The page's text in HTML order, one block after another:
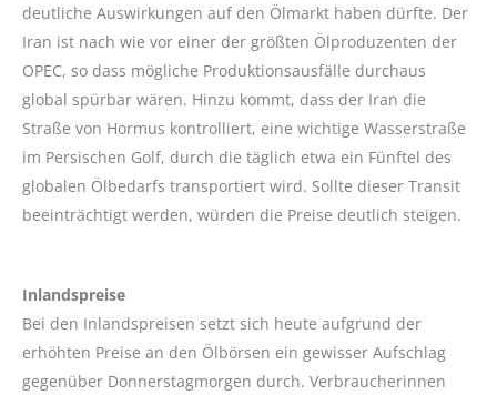
deutliche Auswirkungen auf den Ölmarkt haben dürfte. Der
Iran ist nach wie vor einer der größten Ölproduzenten der
OPEC, so dass mögliche Produktionsausfälle durchaus
global spürbar wären. Hinzu kommt, dass der Iran die
Straße von Hormus kontrolliert, eine wichtige Wasserstraße
im Persischen Golf, durch die täglich etwa ein Fünftel des
globalen Ölbedarfs transportiert wird. Sollte dieser Transit
beeinträchtigt werden, würden die Preise deutlich steigen.
Inlandspreise
Bei den Inlandspreisen setzt sich heute aufgrund der
erhöhten Preise an den Ölbörsen ein gewisser Aufschlag
gegenüber Donnerstagmorgen durch. Verbraucherinnen